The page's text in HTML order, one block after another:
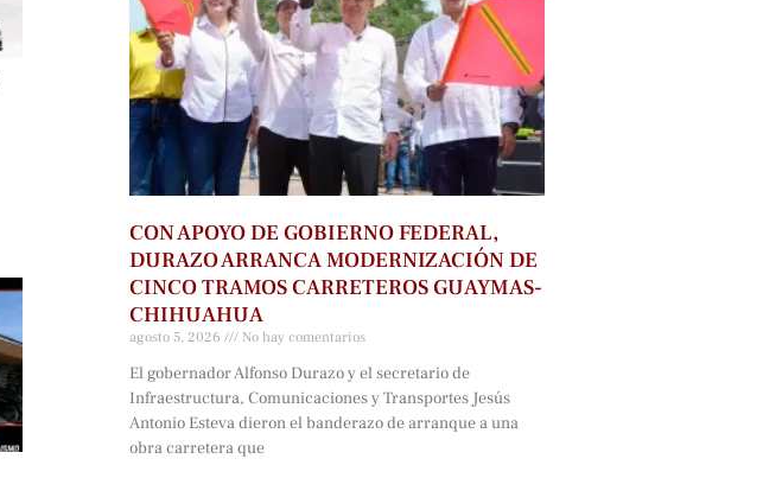
CON APOYO DE GOBIERNO FEDERAL,
DURAZO ARRANCA MODERNIZACIÓN DE
CINCO TRAMOS CARRETEROS GUAYMAS-
CHIHUAHUA
agosto 5, 2026 No hay comentarios
El gobernador Alfonso Durazo y el secretario de
Infraestructura, Comunicaciones y Transportes Jesús
Antonio Esteva dieron el banderazo de arranque a una
obra carretera que